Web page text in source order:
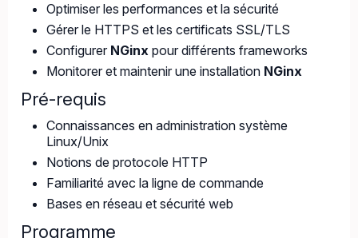
Optimiser les performances et la sécurité
Gérer le HTTPS et les certificats SSL/TLS
Configurer NGinx pour différents frameworks
Monitorer et maintenir une installation NGinx
Pré-requis
Connaissances en administration système
Linux/Unix
Notions de protocole HTTP
Familiarité avec la ligne de commande
Bases en réseau et sécurité web
Programme